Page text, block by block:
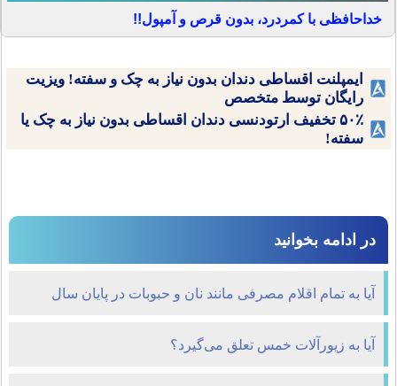
خداحافظی با کمردرد، بدون قرص و آمپول!!
ایمپلنت اقساطی دندان بدون نیاز به چک و سفته! ویزیت
رایگان توسط متخصص
۵۰٪ تخفیف ارتودنسی دندان اقساطی بدون نیاز به چک یا
سفته!
در ادامه بخوانید
آیا به تمام اقلام مصرفی مانند نان و حبوبات در پایان سال
خمس تعلق می گیرد؟
آیا به زیورآلات خمس تعلق می‌گیرد؟